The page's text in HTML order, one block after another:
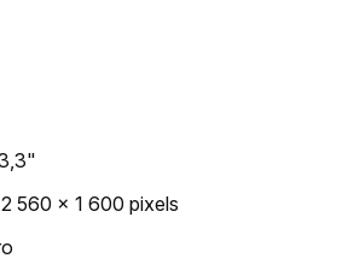
2 560 x 1 600 pixels